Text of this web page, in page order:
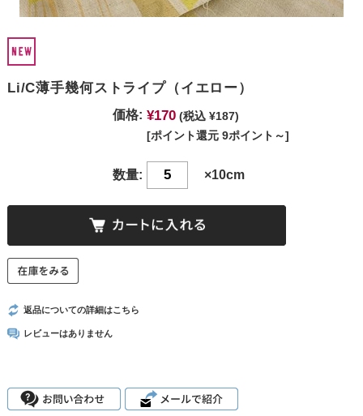
Li/C薄手幾何ストライプ（イエロー）
価格: ¥170 (税込 ¥187)
[ポイント還元 9ポイント～]
数量: ×10cm
返品についての詳細はこちら
レビューはありません